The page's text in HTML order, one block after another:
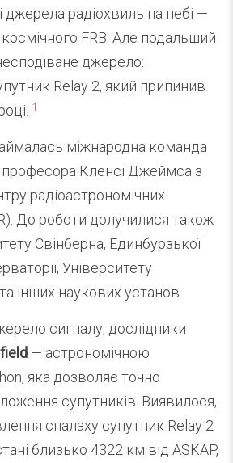
джерела радіохвиль на небі —
FRB. Але подальший
джерело:
Relay 2, який припинив
1
міжнародна команда
професора Кленсі Джеймса з
радіоастрономічних
До роботи долучилися також
Свінберна, Единбурзької
Університету
інших наукових установ.
сигналу, дослідники
— астрономічною
яка дозволяє точно
супутників. Виявилося,
спалаху супутник Relay 2
близько 4322 км від ASKAP,